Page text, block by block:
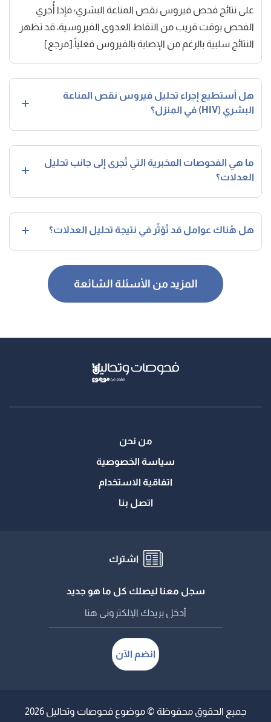
على نتائج فحص فيروس نقص المناعة البشري؛ فإذا أُجري
الفحص بوقت قريب من التقاط العدوى الفيروسية، قد تظهر
النتائج سلبية بالرغم من الإصابة بالفيروس فعلياً.[مرجع]
هل أستطيع إجراء تحليل فيروس نقص المناعة
البشري (HIV) في المنزل؟
ما هي الفحوصات المخبرية التي تُجرى إلى جانب تحليل
العدلات؟
هل هُناك عوامل قد تُؤثّر في نتيجة تحليل العدلات؟
المزيد من الأسئلة الشائعة
من نحن
سياسة الخصوصية
اتفاقية الاستخدام
اتصل بنا
اشترك
سجل معنا ليصلك كل ما هو جديد
انضم الآن
جميع الحقوق محفوظة © موضوع فحوصات وتحاليل 2026